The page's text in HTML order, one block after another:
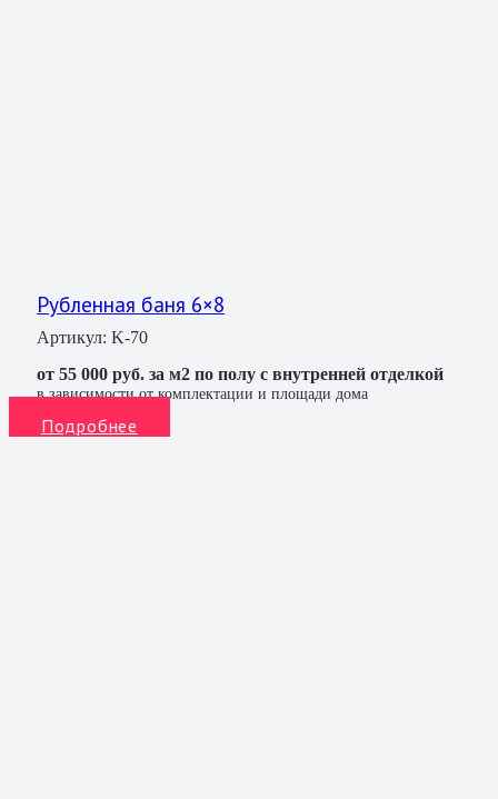
Рубленная баня 6×8
Артикул: K-70
от 55 000 руб. за м2 по полу с внутренней отделкой
в зависимости от комплектации и площади дома
Подробнее